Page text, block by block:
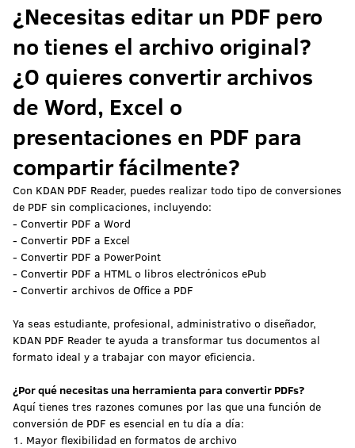
¿Necesitas editar un PDF pero
no tienes el archivo original?
¿O quieres convertir archivos
de Word, Excel o
presentaciones en PDF para
compartir fácilmente?
Con KDAN PDF Reader, puedes realizar todo tipo de conversiones
de PDF sin complicaciones, incluyendo:
- Convertir PDF a Word
- Convertir PDF a Excel
- Convertir PDF a PowerPoint
- Convertir PDF a HTML o libros electrónicos ePub
- Convertir archivos de Office a PDF
Ya seas estudiante, profesional, administrativo o diseñador,
KDAN PDF Reader te ayuda a transformar tus documentos al
formato ideal y a trabajar con mayor eficiencia.
¿Por qué necesitas una herramienta para convertir PDFs?
Aquí tienes tres razones comunes por las que una función de
conversión de PDF es esencial en tu día a día:
1. Mayor flexibilidad en formatos de archivo